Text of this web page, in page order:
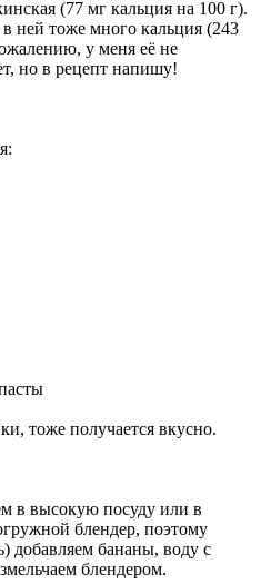
(77 мг кальция на 100 г).
ней тоже много кальция (243
у меня её не
но в рецепт напишу!
тоже получается вкусно.
в высокую посуду или в
блендер, поэтому
добавляем бананы, воду с
блендером.